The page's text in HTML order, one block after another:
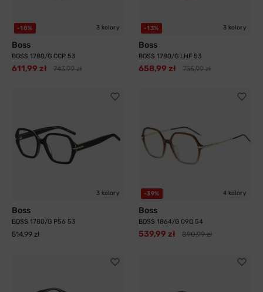
-18% 3 kolory
Boss
BOSS 1780/G CCP 53
611,99 zł 743,99 zł
-13% 3 kolory
Boss
BOSS 1780/G LHF 53
658,99 zł 755,99 zł
3 kolory
Boss
BOSS 1780/G P56 53
514,99 zł
-39% 4 kolory
Boss
BOSS 1864/G 09Q 54
539,99 zł 890,99 zł